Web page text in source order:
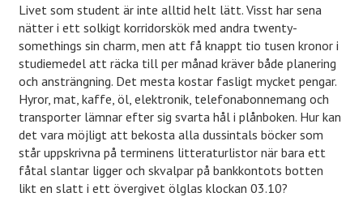
Livet som student är inte alltid helt lätt. Visst har sena
nätter i ett solkigt korridorskök med andra twenty-
somethings sin charm, men att få knappt tio tusen kronor i
studiemedel att räcka till per månad kräver både planering
och ansträngning. Det mesta kostar fasligt mycket pengar.
Hyror, mat, kaffe, öl, elektronik, telefonabonnemang och
transporter lämnar efter sig svarta hål i plånboken. Hur kan
det vara möjligt att bekosta alla dussintals böcker som
står uppskrivna på terminens litteraturlistor när bara ett
fåtal slantar ligger och skvalpar på bankkontots botten
likt en slatt i ett övergivet ölglas klockan 03.10?